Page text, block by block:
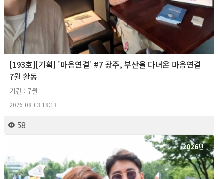
[193호][기획] '마음연결' #7 광주, 부산을 다녀온 마음연결
7월 활동
기간 : 7월
2026-08-03 18:13
58
2026년